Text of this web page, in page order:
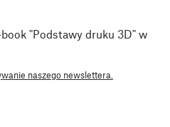
"Podstawy druku 3D" w
naszego newslettera.